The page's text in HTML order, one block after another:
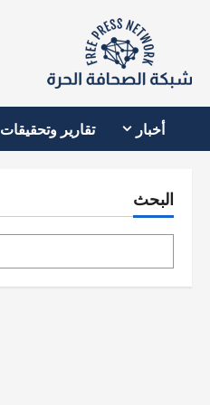
أخبار تقارير وتحقيقات
البحث